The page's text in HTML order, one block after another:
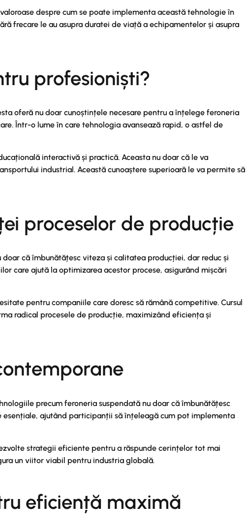
despre cum se poate implementa această tehnologie în
frecare le au asupra duratei de viață a echipamentelor și asupra
profesioniști?
oferă nu doar cunoștințele necesare pentru a înțelege feroneria
Într-o lume în care tehnologia avansează rapid, o astfel de
interactivă și practică. Aceasta nu doar că le va
industrial. Această cunoaștere superioară le va permite să
proceselor de producție
că îmbunătățesc viteza și calitatea producției, dar reduc și
care ajută la optimizarea acestor procese, asigurând mișcări
pentru companiile care doresc să rămână competitive. Cursul
radical procesele de producție, maximizând eficiența și
precum feroneria suspendată nu doar că îmbunătățesc
esențiale, ajutând participanții să înțeleagă cum pot implementa
strategii eficiente pentru a răspunde cerințelor tot mai
un viitor viabil pentru industria globală.
eficiență maximă